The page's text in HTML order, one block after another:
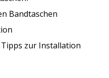
Bandtaschen
zur Installation